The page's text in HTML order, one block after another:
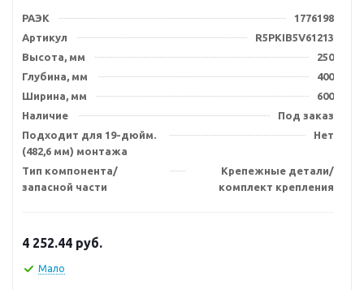
РАЭК
1776198
Артикул
R5PKIB5V61213
Высота, мм
250
Глубина, мм
400
Ширина, мм
600
Наличие
Под заказ
Подходит для 19-дюйм.
(482,6 мм) монтажа
Нет
Тип компонента/
запасной части
Крепежные детали/
комплект крепления
4 252.44 руб.
Мало